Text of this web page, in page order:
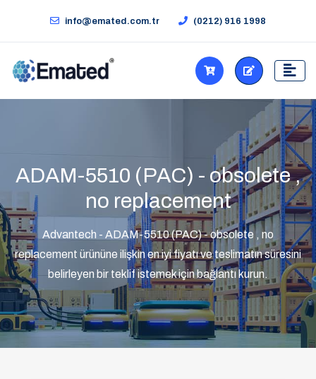
info@emated.com.tr (0212) 916 1998
ADAM-5510 (PAC) - obsolete ,
no replacement
Advantech - ADAM-5510 (PAC) - obsolete , no
replacement ürününe ilişkin en iyi fiyatı ve teslimatın süresini
belirleyen bir teklif istemek için bağlantı kurun.